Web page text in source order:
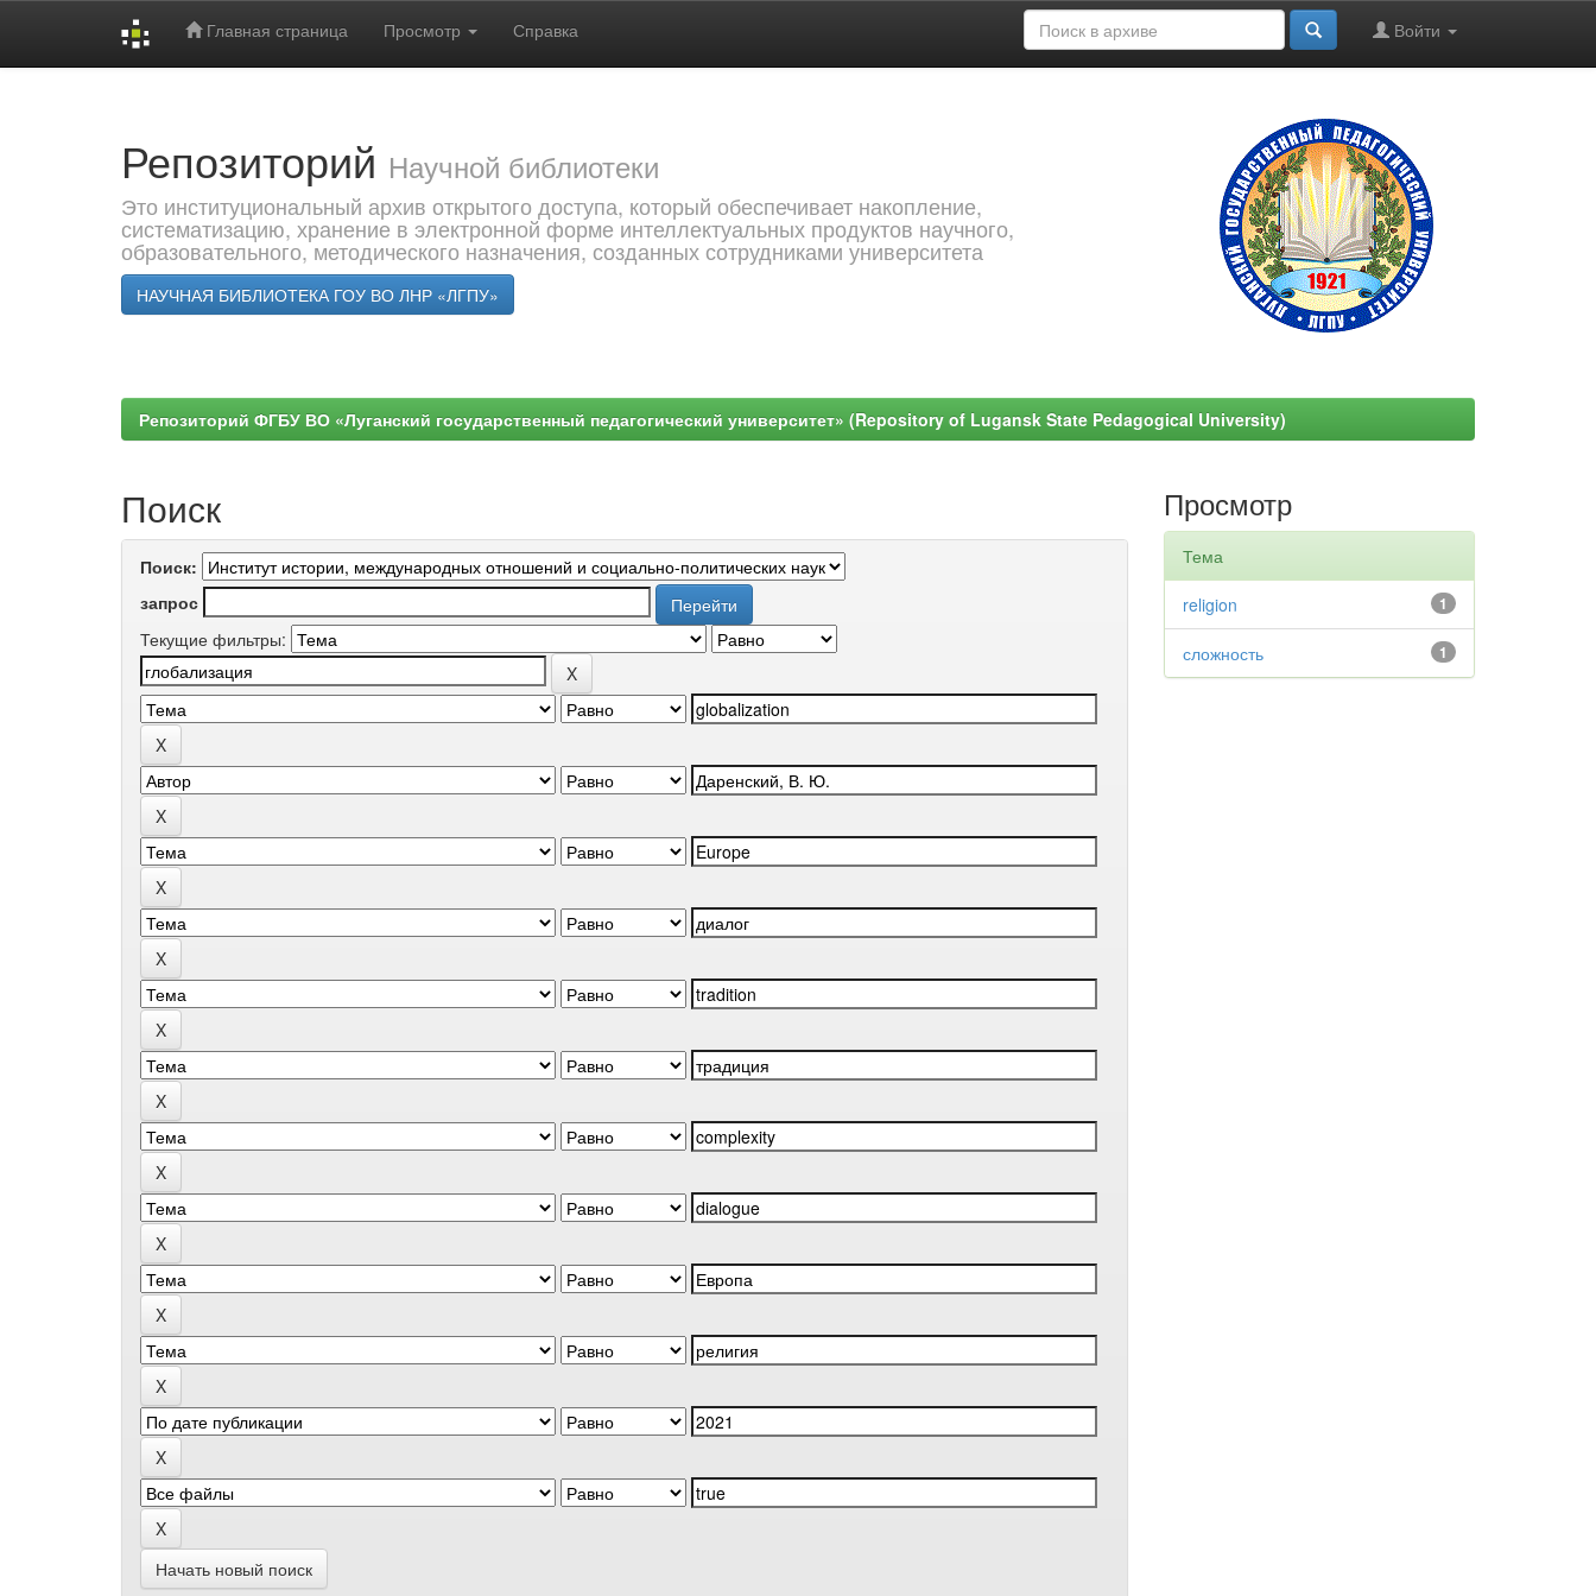
Главная страница Просмотр Справка Войти
Репозиторий Научной библиотеки
Это институциональный архив открытого доступа, который обеспечивает накопление,
систематизацию, хранение в электронной форме интеллектуальных продуктов научного,
образовательного, методического назначения, созданных сотрудниками университета
НАУЧНАЯ БИБЛИОТЕКА ГОУ ВО ЛНР «ЛГПУ»
Репозиторий ФГБУ ВО «Луганский государственный педагогический университет» (Repository of Lugansk State Pedagogical University)
Поиск
Поиск:
запрос
Текущие фильтры:
Начать новый поиск
Просмотр
Тема
1
religion
1
сложность